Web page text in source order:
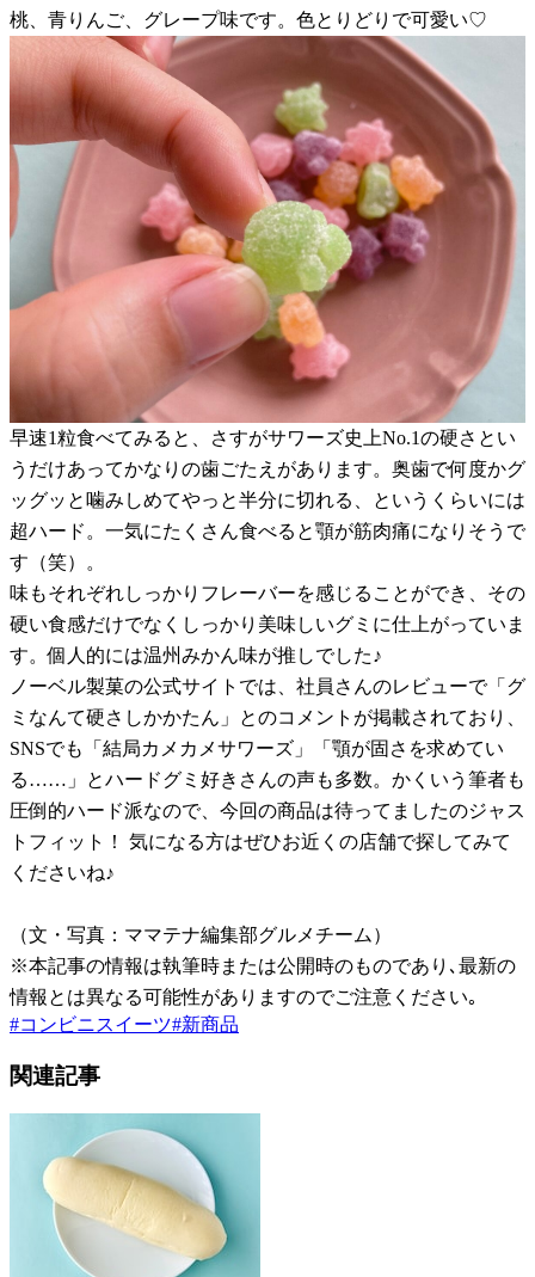
桃、青りんご、グレープ味です。色とりどりで可愛い♡
早速1粒食べてみると、さすがサワーズ史上No.1の硬さとい
うだけあってかなりの歯ごたえがあります。奥歯で何度かグ
ッグッと噛みしめてやっと半分に切れる、というくらいには
超ハード。一気にたくさん食べると顎が筋肉痛になりそうで
す（笑）。
味もそれぞれしっかりフレーバーを感じることができ、その
硬い食感だけでなくしっかり美味しいグミに仕上がっていま
す。個人的には温州みかん味が推しでした♪
ノーベル製菓の公式サイトでは、社員さんのレビューで「グ
ミなんて硬さしかかたん」とのコメントが掲載されており、
SNSでも「結局カメカメサワーズ」「顎が固さを求めてい
る……」とハードグミ好きさんの声も多数。かくいう筆者も
圧倒的ハード派なので、今回の商品は待ってましたのジャス
トフィット！ 気になる方はぜひお近くの店舗で探してみて
くださいね♪
（文・写真：ママテナ編集部グルメチーム）
※本記事の情報は執筆時または公開時のものであり､最新の
情報とは異なる可能性がありますのでご注意ください｡
#コンビニスイーツ#新商品
関連記事